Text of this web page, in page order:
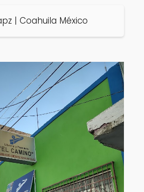
| Coahuila México